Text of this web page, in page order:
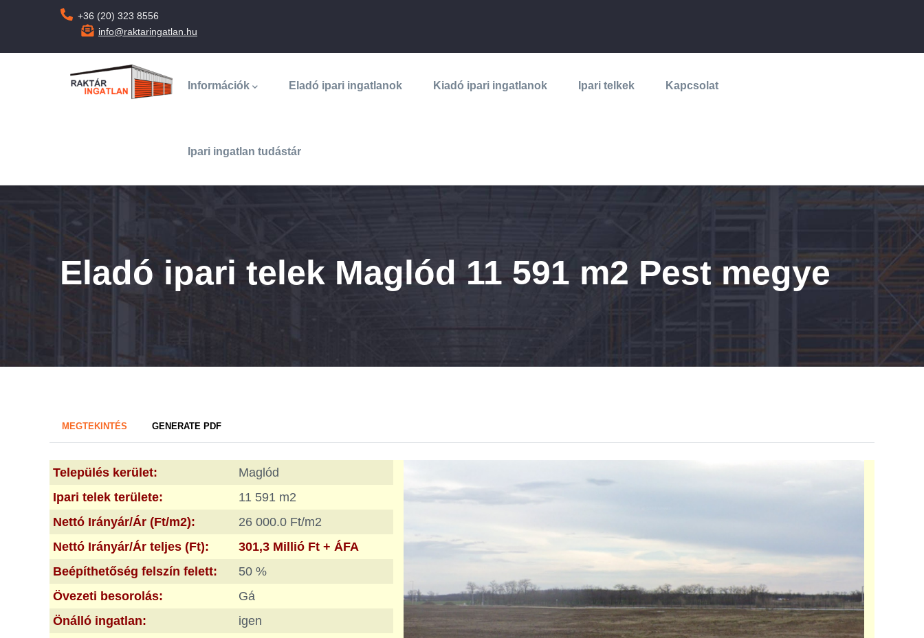
tartalomra
+36 (20) 323 8556
info@raktaringatlan.hu
navigation
Információk Eladó ipari ingatlanok Kiadó ipari ingatlanok Ipari telkek Kapcsolat
Ipari ingatlan tudástár
Eladó ipari telek Maglód 11 591 m2 Pest megye
Primary
tabs
MEGTEKINTÉS (AKTÍVGENERATE PDF
Település kerület:
Maglód
Ipari telek területe:
11 591 m2
Nettó Irányár/Ár (Ft/m2):
26 000.0 Ft/m2
Nettó Irányár/Ár teljes (Ft):
301,3 Millió Ft + ÁFA
Beépíthetőség felszín felett:
50 %
Övezeti besorolás:
Gá
Önálló ingatlan:
igen